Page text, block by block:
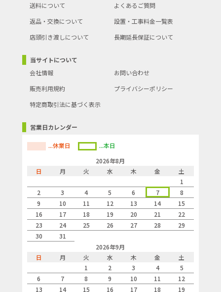
送料について
よくあるご質問
返品・交換について
設置・工事料金一覧表
店頭引き渡しについて
長期延長保証について
当サイトについて
会社情報
お問い合わせ
販売利用規約
プライバシーポリシー
特定商取引法に基づく表示
営業日カレンダー
...休業日
...本日
2026年8月
日
月 火 水 木 金
土
1
2
3 4 5 6 7
8
9
10 11 12 13 14
15
16
17 18 19 20 21
22
23
24 25 26 27 28
29
30
31
2026年9月
日
月 火 水 木 金
土
1
2 3 4
5
6
7 8 9 10 11
12
13
14 15 16 17 18 19